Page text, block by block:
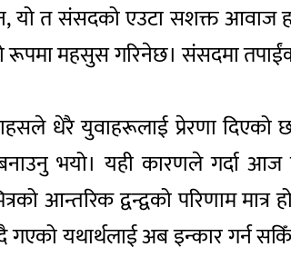
यो त संसदको एउटा सशक्त
महसुस गरिनेछ। संसदमा
धेरै युवाहरूलाई प्रेरणा
भयो। यही कारणले गर्दा
आन्तरिक द्वन्द्वको परिणाम
यथार्थलाई अब इन्कार गर्न